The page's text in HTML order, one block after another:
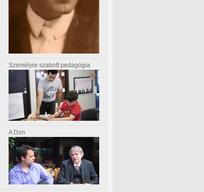
Személyre szabott pedagógia
A Don